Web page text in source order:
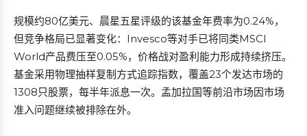
规模约80亿美元、晨星五星评级的该基金年费率为0.24%，
但竞争格局已显著变化：Invesco等对手已将同类MSCI
World产品费压至0.05%，价格战对盈利能力形成持续挤压。
基金采用物理抽样复制方式追踪指数，覆盖23个发达市场的
1308只股票，每半年派息一次。孟加拉国等前沿市场因市场
准入问题继续被排除在外。